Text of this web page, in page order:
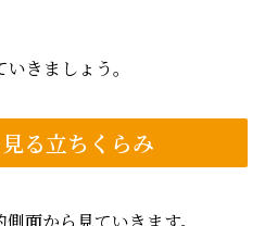
きましょう。
る立ちくらみ